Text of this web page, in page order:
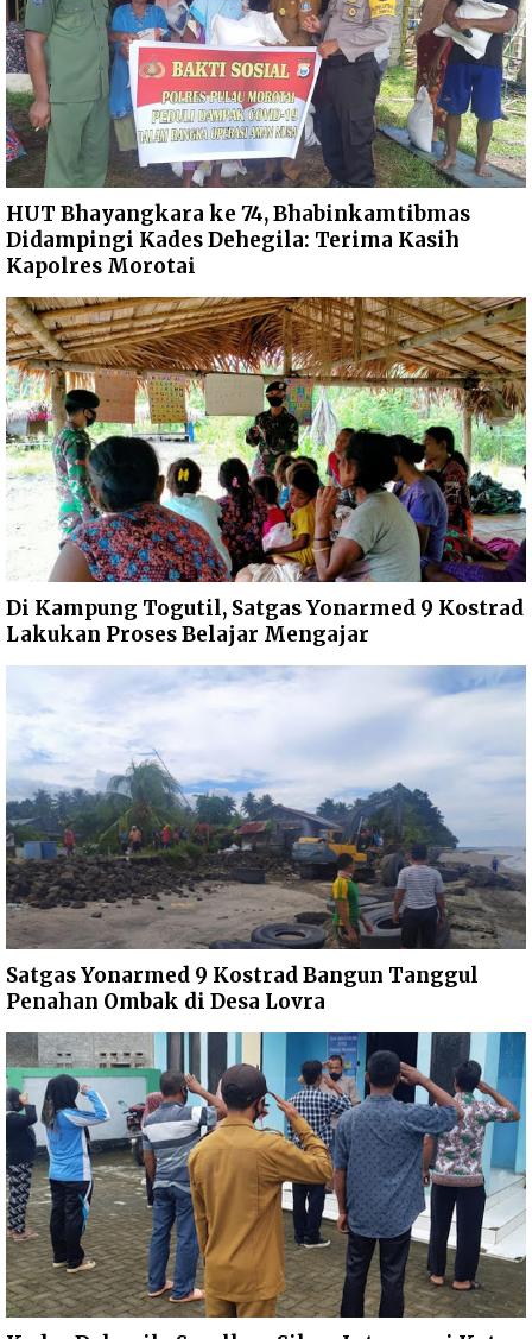
HUT Bhayangkara ke 74, Bhabinkamtibmas
Didampingi Kades Dehegila: Terima Kasih
Kapolres Morotai
Di Kampung Togutil, Satgas Yonarmed 9 Kostrad
Lakukan Proses Belajar Mengajar
Satgas Yonarmed 9 Kostrad Bangun Tanggul
Penahan Ombak di Desa Lovra